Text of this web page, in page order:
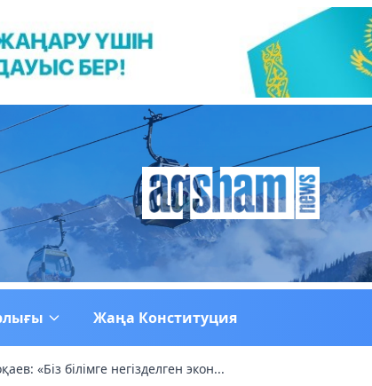
Жаңа Конституция
«Біз білімге негізделген экон...